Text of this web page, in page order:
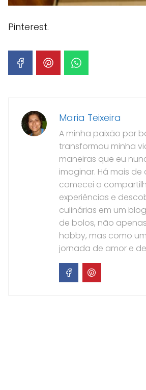
Pinterest.
Maria Teixeira
A minha paixão por
transformou minha
maneiras que eu
imaginar. Há mais de
comecei a
experiências e
culinárias em um
de bolos, não
hobby, mas como
jornada de amor e